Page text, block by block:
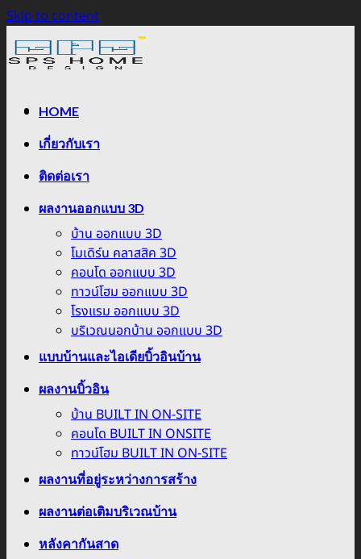
Skip to content
HOME
เกี่ยวกับเรา
ติดต่อเรา
ผลงานออกแบบ 3D
บ้าน ออกแบบ 3D
โมเดิร์น คลาสสิค 3D
คอนโด ออกแบบ 3D
ทาวน์โฮม ออกแบบ 3D
โรงแรม ออกแบบ 3D
บริเวณนอกบ้าน ออกแบบ 3D
แบบบ้านและไอเดียบิ้วอินบ้าน
ผลงานบิ้วอิน
บ้าน BUILT IN ON-SITE
คอนโด BUILT IN ONSITE
ทาวน์โฮม BUILT IN ON-SITE
ผลงานที่อยู่ระหว่างการสร้าง
ผลงานต่อเติมบริเวณบ้าน
หลังคากันสาด